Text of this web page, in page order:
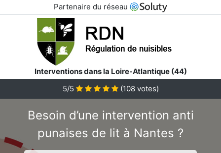
Partenaire du réseau
Interventions dans la Loire-Atlantique (44)
5/5
(108votes)
Besoin d’une intervention anti
punaises de lit à Nantes ?